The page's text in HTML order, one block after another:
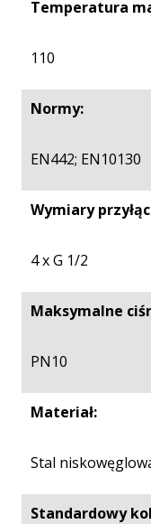
Temperatura
110
Normy:
EN442; EN10130
Wymiary
4 x G 1/2
Maksymalne
PN10
Materiał:
Stal
Standardowy